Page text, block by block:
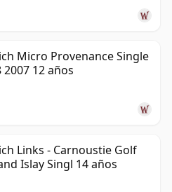
Micro Provenance Single
2007 12 años
Links - Carnoustie Golf
Islay Singl 14 años